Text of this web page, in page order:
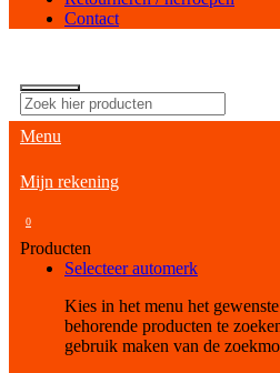
Contact
Menu
Mijn rekening
0
Producten
Selecteer automerk
Kies in het menu het
behorende producten te
gebruik maken van de